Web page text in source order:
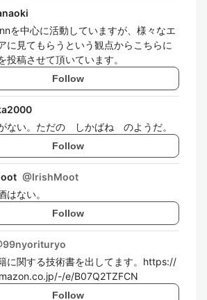
を中心に活動していますが、様々なエ
に見てもらうという観点からこちらに
投稿させて頂いています。
Follow
ない。ただの しかばね のようだ。
Follow
@IrishMoot
はない。
Follow
99nyorituryo
に関する技術書を出してます。https://
e/B07Q2TZFCN
Follow